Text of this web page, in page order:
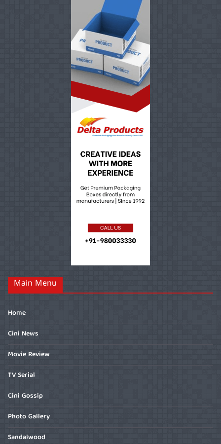
Main Menu
Home
Cini News
Movie Review
TV Serial
Cini Gossip
Photo Gallery
Sandalwood